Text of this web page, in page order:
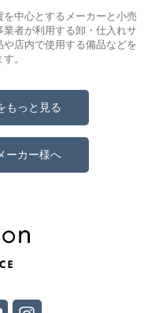
中心とするメーカーと小売
者が利用する卸・仕入れサ
店内で使用する備品などを
。
もっと見る
ーカー様へ